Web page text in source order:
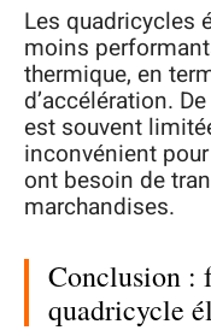
Les quadricycles
moins
thermique, en
d’accélération.
est souvent
inconvénient
ont besoin de
marchandises.
Conclusion :
quadricycle